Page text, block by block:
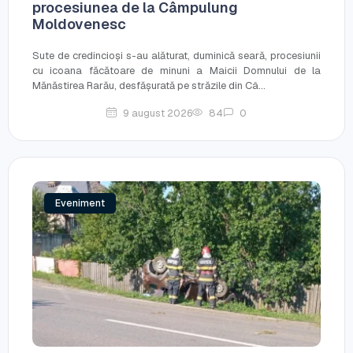
procesiunea de la Câmpulung
Moldovenesc
Sute de credincioși s-au alăturat, duminică seară, procesiunii
cu icoana făcătoare de minuni a Maicii Domnului de la
Mănăstirea Rarău, desfășurată pe străzile din Câ...
9 august 2026 84 0
Eveniment